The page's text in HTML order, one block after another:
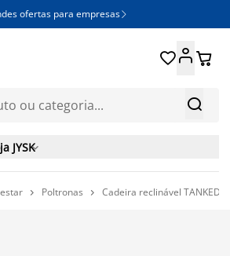
ofertas para empresas 

 
JYSK
 Poltronas  Cadeira reclinável